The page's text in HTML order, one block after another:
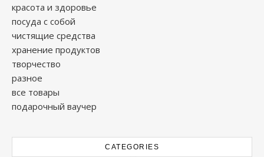
красота и здоровье
посуда с собой
чистящие средства
хранение продуктов
творчество
разное
все товары
подарочный ваучер
CATEGORIES